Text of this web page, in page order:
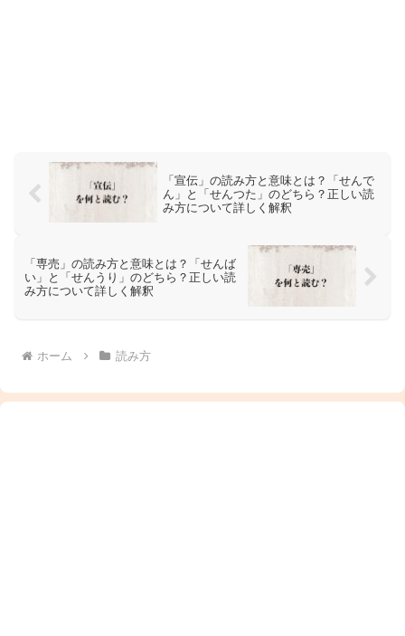
「宣伝」の読み方と意味とは？「せんで
ん」と「せんつた」のどちら？正しい読
み方について詳しく解釈
「専売」の読み方と意味とは？「せんば
い」と「せんうり」のどちら？正しい読
み方について詳しく解釈
ホーム 読み方